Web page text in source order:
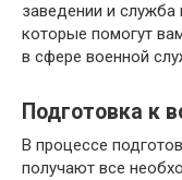
заведении и
которые помогут
в сфере военной
Подготовка к
В процессе
получают все